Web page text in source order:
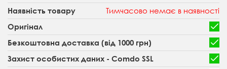
Наявність товару Тимчасово немає в наявності
Оригінал
Безкоштовна доставка (від 1000 грн)
Захист особистих даних - Comdo SSL